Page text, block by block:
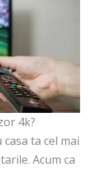
4k?
ta cel mai
Acum ca